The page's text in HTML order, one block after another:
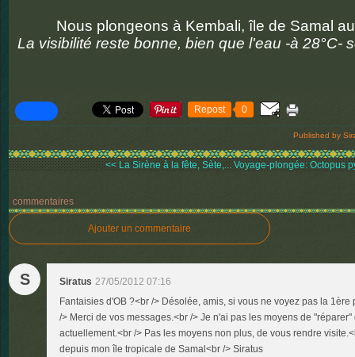
Nous plongeons à Kembali, île de Samal
La visibilité reste bonne, bien que l'eau -à 28°C-
Repost 0
Published by
<< La Sirène à la fête, Sète,... Voyage-plongée: Octopus
commentaires
Ajouter un commentaire
S Siratus 27/05/2012 07:16
Fantaisies d'OB ?<br /> Désolée, amis, si vous ne voyez pas la
/> Merci de vos messages.<br /> Je n'ai pas les moyens de
actuellement.<br /> Pas les moyens non plus, de vous rendre
depuis mon île tropicale de Samal<br /> Siratus